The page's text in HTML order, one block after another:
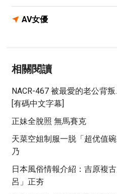
AV女優
相關閱讀
NACR-467 被最愛的老公背
[有碼中文字幕]
正妹全脫照 無馬賽克
天菜空姐制服一脱「超优值
乃
日本風俗情報介紹：吉原複
呂」正夯